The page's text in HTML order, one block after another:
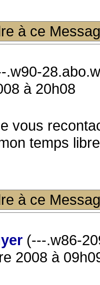
à ce
.w90-
à 20h08
vous
temps libre
à ce
(---.w86-
2008 à